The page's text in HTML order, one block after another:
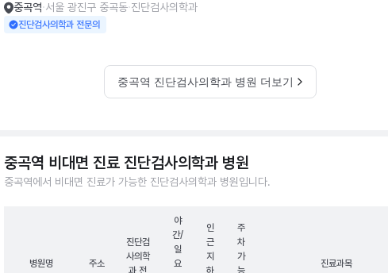
중곡역 서울 광진구 중곡동 진단검사의학과
진단검사의학과 전문의
중곡역 진단검사의학과 병원 더보기
중곡역 비대면 진료 진단검사의학과 병원
중곡역에서 비대면 진료가 가능한 진단검사의학과 병원입니다.
병원명 주소
진단검
사의학
과 전
야
간/
일
요
인
근
지
하
주
차
가
능
진료과목